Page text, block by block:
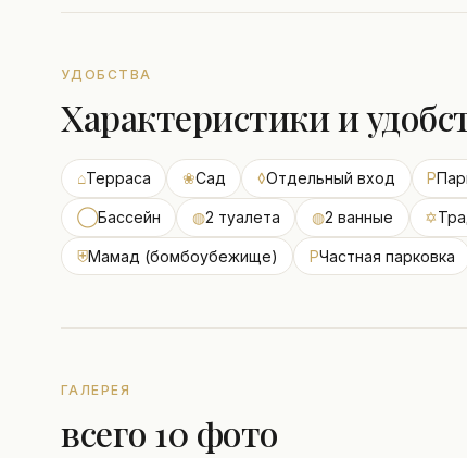
УДОБСТВА
Характеристики и
⌂Терраса ❀Сад ◊Отдельный вход P
◯Бассейн ◍2 туалета ◍2 ванные ✡
⛨Мамад (бомбоубежище) PЧастная парковка
ГАЛЕРЕЯ
всего 10 фото